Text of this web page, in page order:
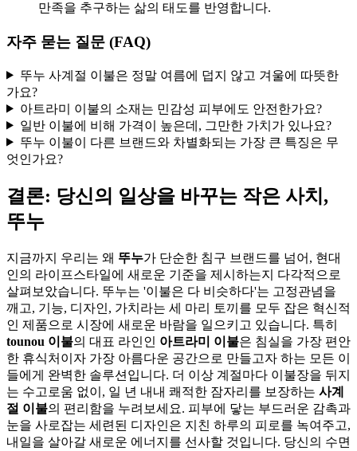
만족을 추구하는 삶의 태도를 반영합니다.
자주 묻는 질문 (FAQ)
뚜누 사계절 이불은 정말 여름에 덥지 않고 겨울에 따뜻한
가요?
아트라미 이불의 소재는 민감성 피부에도 안전한가요?
일반 이불에 비해 가격이 높은데, 그만한 가치가 있나요?
뚜누 이불이 다른 브랜드와 차별화되는 가장 큰 특징은 무
엇인가요?
결론: 당신의 일상을 바꾸는 작은 사치,
뚜누
지금까지 우리는 왜 뚜누가 단순한 침구 브랜드를 넘어, 현대
인의 라이프스타일에 새로운 기준을 제시하는지 다각적으로
살펴보았습니다. 뚜누는 '이불은 다 비슷하다'는 고정관념을
깨고, 기능, 디자인, 가치라는 세 마리 토끼를 모두 잡은 혁신적
인 제품으로 시장에 새로운 바람을 일으키고 있습니다. 특히
tounou 이불의 대표 라인인 아트라미 이불은 침실을 가장 편안
한 휴식처이자 가장 아름다운 공간으로 만들고자 하는 모든 이
들에게 완벽한 솔루션입니다. 더 이상 계절마다 이불장을 뒤지
는 수고로움 없이, 일 년 내내 쾌적한 잠자리를 보장하는 사계
절 이불의 편리함을 누려보세요. 피부에 닿는 부드러운 감촉과
눈을 사로잡는 세련된 디자인은 지친 하루의 피로를 녹여주고,
내일을 살아갈 새로운 에너지를 선사할 것입니다. 당신의 수면